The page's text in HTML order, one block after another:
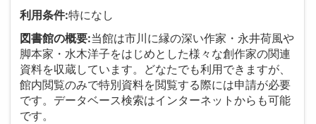
利用条件:特になし
図書館の概要:当館は市川に縁の深い作家・永井荷風や
脚本家・水木洋子をはじめとした様々な創作家の関連
資料を収蔵しています。どなたでも利用できますが、
館内閲覧のみで特別資料を閲覧する際には申請が必要
です。データベース検索はインターネットからも可能
です。